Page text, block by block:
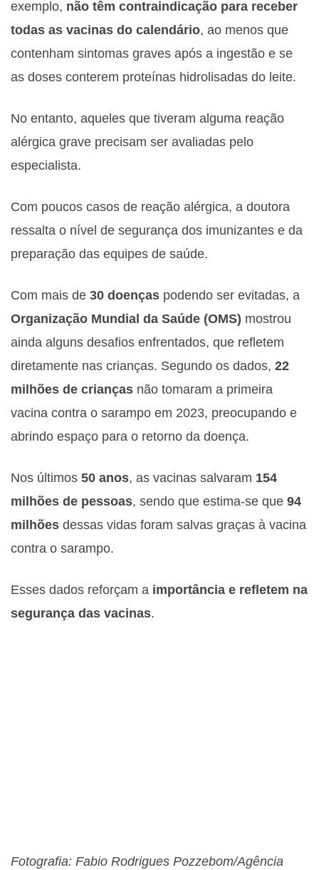
exemplo, não têm contraindicação para receber
todas as vacinas do calendário, ao menos que
contenham sintomas graves após a ingestão e se
as doses conterem proteínas hidrolisadas do leite.
No entanto, aqueles que tiveram alguma reação
alérgica grave precisam ser avaliadas pelo
especialista.
Com poucos casos de reação alérgica, a doutora
ressalta o nível de segurança dos imunizantes e da
preparação das equipes de saúde.
Com mais de 30 doenças podendo ser evitadas, a
Organização Mundial da Saúde (OMS) mostrou
ainda alguns desafios enfrentados, que refletem
diretamente nas crianças. Segundo os dados, 22
milhões de crianças não tomaram a primeira
vacina contra o sarampo em 2023, preocupando e
abrindo espaço para o retorno da doença.
Nos últimos 50 anos, as vacinas salvaram 154
milhões de pessoas, sendo que estima-se que 94
milhões dessas vidas foram salvas graças à vacina
contra o sarampo.
Esses dados reforçam a importância e refletem na
segurança das vacinas.
Fotografia: Fabio Rodrigues Pozzebom/Agência